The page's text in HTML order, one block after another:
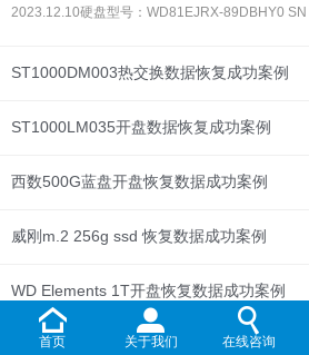
2023.12.10硬盘型号：WD81EJRX-89DBHY0 SN：VAGG518L 故障现象：西
ST1000DM003热交换数据恢复成功案例
ST1000LM035开盘数据恢复成功案例
西数500G蓝盘开盘恢复数据成功案例
威刚m.2 256g ssd 恢复数据成功案例
WD Elements 1T开盘恢复数据成功案例
WD My Passport 2T开盘恢复数据成功案例
首页 关于我们 在线咨询